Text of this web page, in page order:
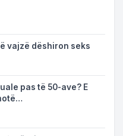
vajzë dëshiron seks
pas të 50-ave? E